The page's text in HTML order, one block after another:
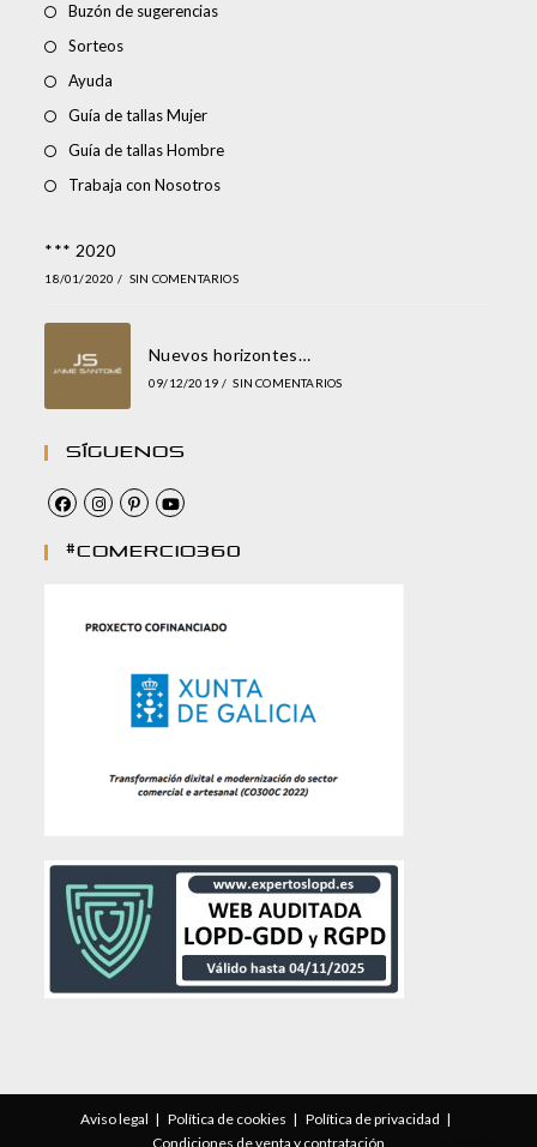
Buzón de sugerencias
Sorteos
Ayuda
Guía de tallas Mujer
Guía de tallas Hombre
Trabaja con Nosotros
*** 2020
18/01/2020 / SIN COMENTARIOS
Nuevos horizontes…
09/12/2019 / SIN COMENTARIOS
Síguenos
#comercio360
Aviso legal Política de cookies
Política de privacidad
Condiciones de venta y contratación